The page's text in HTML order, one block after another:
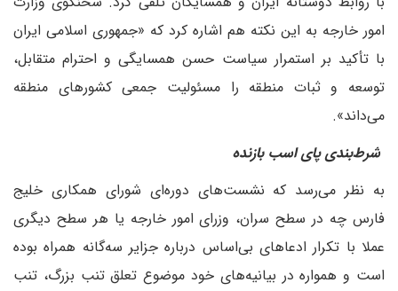
امور خارجه به این نکته هم اشاره کرد که «جمهوری اسلامی ایران
با تأکید بر استمرار سیاست حسن همسایگی و احترام متقابل،
توسعه و ثبات منطقه را مسئولیت جمعی کشورهای منطقه
می‌داند».
شرط‌بندی پای اسب بازنده
به نظر می‌رسد که نشست‌های دوره‌ای شورای همکاری خلیج
فارس چه در سطح سران، وزرای امور خارجه یا هر سطح دیگری
عملا با تکرار ادعاهای بی‌اساس درباره جزایر سه‌گانه همراه بوده
است و همواره در بیانیه‌های خود موضوع تعلق تنب بزرگ، تنب